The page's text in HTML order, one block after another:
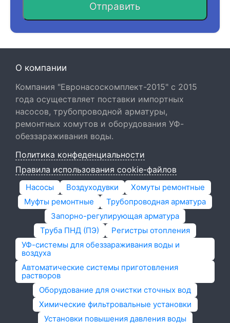
Отправить
О компании
Компания "Евронасоскомплект-2015" с 2015
года осуществляет поставки импортных
насосов, трубопроводной арматуры,
ремонтных хомутов и оборудования УФ-
обеззараживания воды.
Политика конфеденциальности
Правила использования cookie-файлов
Насосы Воздуходувки
Хомуты ремонтные
Муфты ремонтные
Трубопроводная арматура
Запорно-регулирующая арматура
Труба ПНД (ПЭ)
Регистры отопления
УФ-системы для обеззараживания воды и
воздуха
Автоматические системы приготовления
растворов
Оборудование для очистки сточных вод
Химические фильтровальные установки
Установки повышения давления воды